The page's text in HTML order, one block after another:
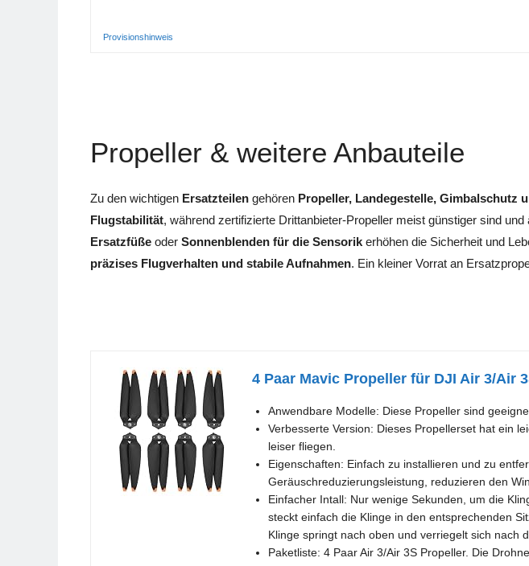
Provisionshinweis
Propeller & weitere Anbauteile
Zu den wichtigen Ersatzteilen gehören Propeller, Landegestelle, Gimbalschutz
Flugstabilität, während zertifizierte Drittanbieter-Propeller meist günstiger sind
Ersatzfüße oder Sonnenblenden für die Sensorik erhöhen die Sicherheit und
präzises Flugverhalten und stabile Aufnahmen. Ein kleiner Vorrat an
4 Paar Mavic Propeller für DJI Air 3/Air
Anwendbare Modelle: Diese Propeller sind
Verbesserte Version: Dieses Propellerset hat ein
leiser fliegen.
Eigenschaften: Einfach zu installieren und zu
Geräuschreduzierungsleistung, reduzieren den
Einfacher Intall: Nur wenige Sekunden, um die
steckt einfach die Klinge in den entsprechenden
Klinge springt nach oben und verriegelt sich nach
Paketliste: 4 Paar Air 3/Air 3S Propeller. Die